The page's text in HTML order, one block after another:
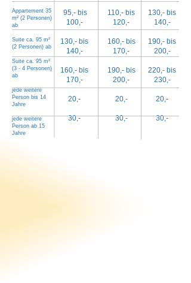
95,- bis
100,-
130,- bis
140,-
160,- bis
170,-
20,-
30,-
110,- bis
120,-
160,- bis
170,-
190,- bis
200,-
20,-
30,-
130,- bis
140,-
190,- bis
200,-
220,- bis
230,-
20,-
30,-
Appartement 35
m² (2 Personen)
ab
Suite ca. 95 m²
(2 Personen) ab
Suite ca. 95 m²
(3 - 4 Personen)
ab
jede weitere
Person bis 14
Jahre
jede weitere
Person ab 15
Jahre